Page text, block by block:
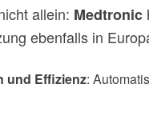
allein: Medtronic
ebenfalls in
und Effizienz: